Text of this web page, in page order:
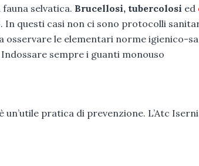
selvatica. Brucellosi, tubercolosi ed
questi casi non ci sono protocolli
osservare le elementari norme igienico-
sempre i guanti monouso
un’utile pratica di prevenzione. L’Atc